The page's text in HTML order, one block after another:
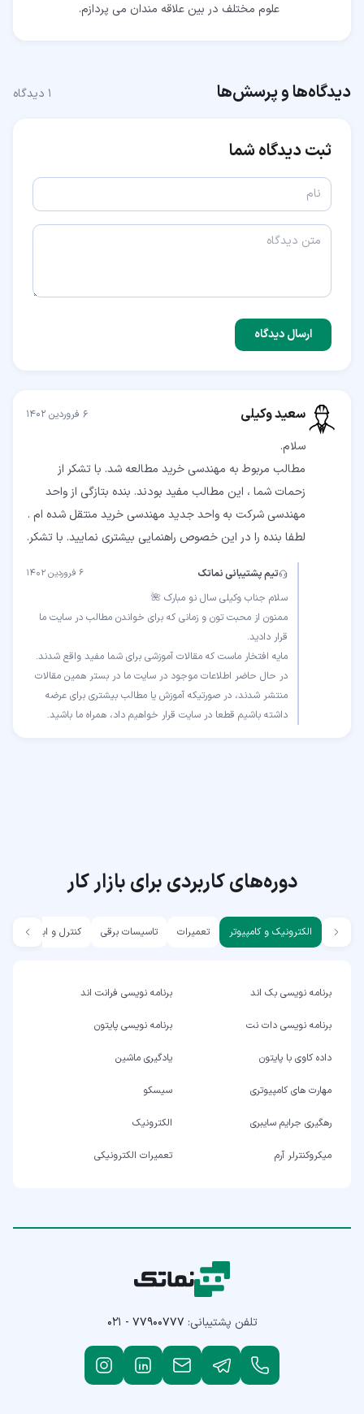
علوم مختلف در بین علاقه مندان می پردازم.
دیدگاه‌ها و پرسش‌ها ۱ دیدگاه
ثبت دیدگاه شما
ارسال دیدگاه
سعید وکیلی ۶ فروردین ۱۴۰۲
مطالب مربوط به مهندسی خرید مطالعه شد. با تشکر از
زحمات شما ، این مطالب مفید بودند. بنده بتازگی از واحد
مهندسی شرکت به واحد جدید مهندسی خرید منتقل شده ام .
لطفا بنده را در این خصوص راهنمایی بیشتری نمایید. با تشکر.
تیم پشتیبانی نماتک ۶ فروردین ۱۴۰۲
ممنون از محبت تون و زمانی که برای خواندن مطالب در سایت ما
در حال حاضر اطلاعات موجود در سایت ما در بستر همین مقالات
منتشر شدند، در صورتیکه آموزش یا مطالب بیشتری برای عرضه
داشته باشیم قطعا در سایت قرار خواهیم داد، همراه ما باشید.
دوره‌های کاربردی برای بازار کار
الکترونیک و کامپیوتر تعمیرات تاسیسات برقی کنترل و ابزار دقیق
برنامه نویسی بک اند برنامه نویسی فرانت اند
برنامه نویسی دات نت برنامه نویسی پایتون
داده کاوی با پایتون یادگیری ماشین
مهارت های کامپیوتری سیسکو
رهگیری جرایم سایبری الکترونیک
میکروکنترلر آرم تعمیرات الکترونیکی
تلفن پشتیبانی: ۰۲۱ - ۷۷۹۰۰۷۷۷